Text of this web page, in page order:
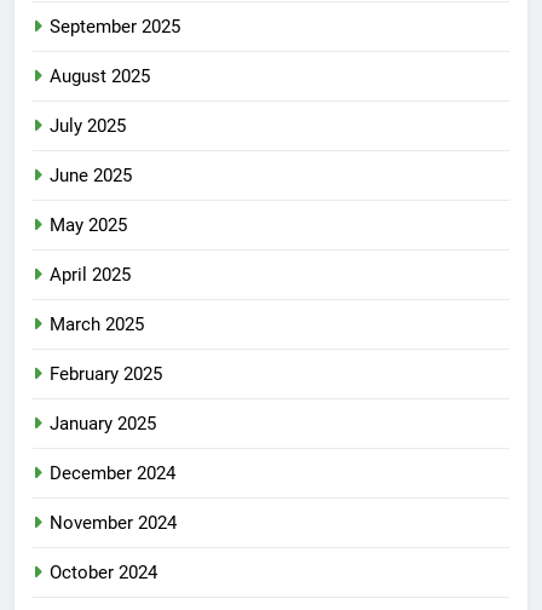
September 2025
August 2025
July 2025
June 2025
May 2025
April 2025
March 2025
February 2025
January 2025
December 2024
November 2024
October 2024